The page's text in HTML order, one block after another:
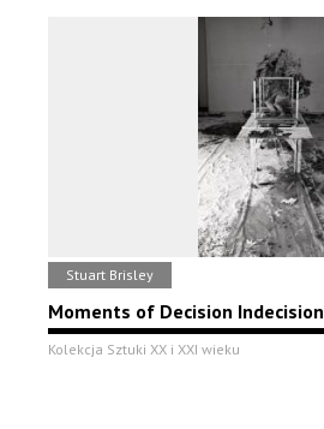
Stuart Brisley
Moments of Decision Indecision
Kolekcja Sztuki XX i XXI wieku